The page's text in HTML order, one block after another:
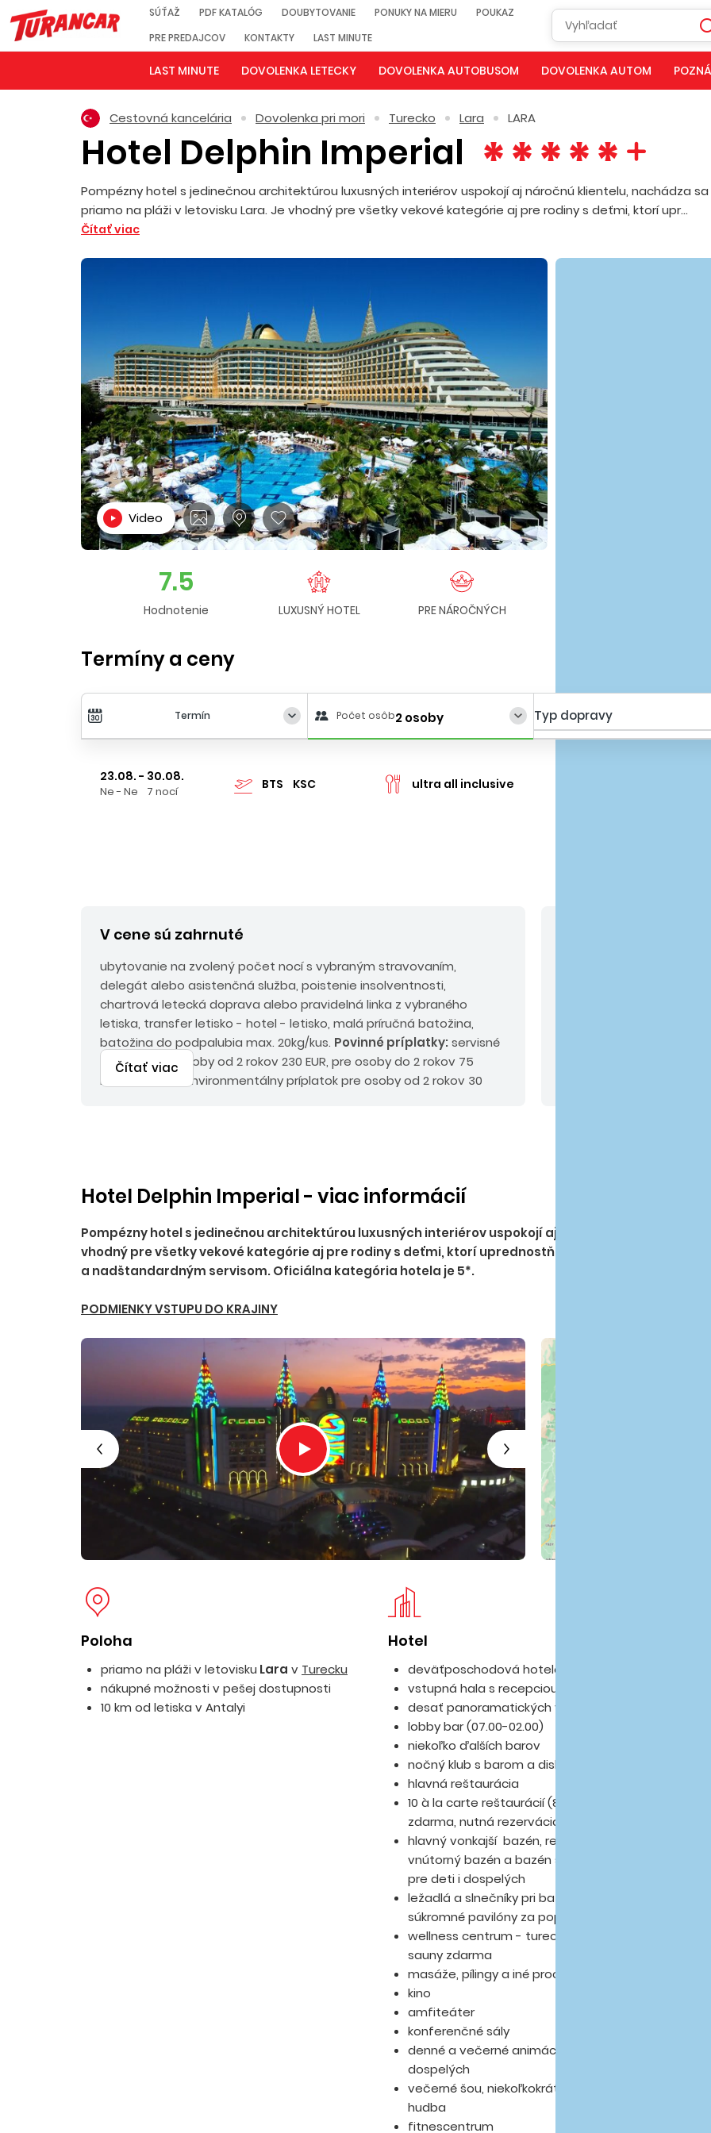
SÚŤAŽ PDF KATALÓG DOUBYTOVANIE PONUKY NA MIERU
POUKAZ
PRE PREDAJCOV
KONTAKTY LAST MINUTE
LAST MINUTE DOVOLENKA LETECKY DOVOLENKA AUTOBUSOM DOVOLENKA AUTOM
Cestovná kancelária Dovolenka pri mori Turecko Lara LARA
Hotel Delphin Imperial
Pompézny hotel s jedinečnou architektúrou luxusných interiérov uspokojí aj náročnú klientelu, nachádza sa
priamo na pláži v letovisku Lara. Je vhodný pre všetky vekové kategórie aj pre rodiny s deťmi, ktorí upr...
Čítať viac
Video
7.5
Hodnotenie LUXUSNÝ HOTEL PRE NÁROČNÝCH
Termíny a ceny
Termín Počet osôb2 osoby Typ dopravy
23.08. - 30.08.
Ne - Ne 7 nocí BTS KSC ultra all inclusive
V cene sú zahrnuté
ubytovanie na zvolený počet nocí s vybraným stravovaním,
delegát alebo asistenčná služba, poistenie insolventnosti,
chartrová letecká doprava alebo pravidelná linka z vybraného
letiska, transfer letisko - hotel - letisko, malá príručná batožina,
batožina do podpalubia max. 20kg/kus. Povinné príplatky:servisné
poplatky pre osoby od 2 rokov 230 EUR, pre osoby do 2 rokov 75
EUR, emisný a environmentálny príplatok pre osoby od 2 rokov 30
Čítať viac
Hotel Delphin Imperial - viac informácií
Pompézny hotel s jedinečnou architektúrouluxusných interiérovuspokojí aj náročnú klientelu,
vhodný pre všetky vekové kategórie aj pre rodiny s deťmi, ktorí uprednostňujú dovolenku s
a nadštandardným servisom. Oficiálna kategória hotela je 5*.
PODMIENKY VSTUPU DO KRAJINY
Poloha
priamo na pláži v letovisku Lara v Turecku
nákupné možnosti v pešej dostupnosti
10 km od letiska v Antalyi
Hotel
deväťposchodová hotelová budova
vstupná hala s recepciou
desať panoramatických výťahov
lobby bar (07.00-02.00)
niekoľko ďalších barov
nočný klub s barom a diskotékou
hlavná reštaurácia
10 à la carte reštaurácií (8 z nich 1x za pobyt
zdarma, nutná rezervácia)
hlavný vonkajší bazén, relaxačný bazén,
vnútorný bazén a bazén so šmykľavkami
pre deti i dospelých
ležadlá a slnečníky pri bazéne zdarma,
súkromné pavilóny za poplatok
wellness centrum - turecké kúpele a
sauny zdarma
masáže, pílingy a iné procedúry za poplatok
kino
amfiteáter
konferenčné sály
denné a večerné animácie pre deti aj
dospelých
večerné šou, niekoľkokrát do týždňa živá
hudba
fitnescentrum